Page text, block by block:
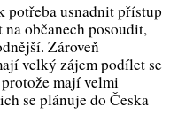
potřeba usnadnit přístup
občanech posoudit,
Zároveň
velký zájem podílet se
mají velmi
se plánuje do Česka